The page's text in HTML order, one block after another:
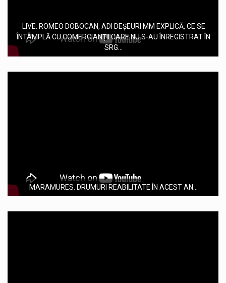
LIVE: ROMEO DOBOCAN, ADI DEȘEURI MM EXPLICĂ, CE SE
ÎNTÂMPLĂ CU COMERCIANȚII CARE NU S-AU ÎNREGISTRAT ÎN
SRG...
MARAMURES. DRUMURI REABILITATE ÎN ACEST AN...